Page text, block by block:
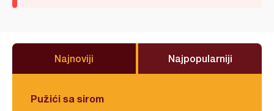
Najnoviji Najpopularniji
Pužići sa sirom